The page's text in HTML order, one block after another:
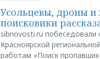
Усольцевы, дроны и
поисковики
sibnovosti.ru
Красноярской
работам «Поиск